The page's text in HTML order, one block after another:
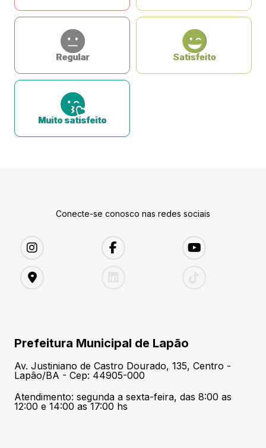
Regular Satisfeito
Muito satisfeito
Conecte-se conosco nas redes sociais
Prefeitura Municipal de Lapão
Av. Justiniano de Castro Dourado, 135, Centro -
Lapão/BA - Cep: 44905-000
Atendimento: segunda a sexta-feira, das 8:00 as
12:00 e 14:00 as 17:00 hs